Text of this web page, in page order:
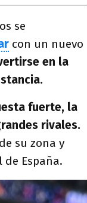
se
con un nuevo
en la
fuerte, la
rivales.
su zona y
España.